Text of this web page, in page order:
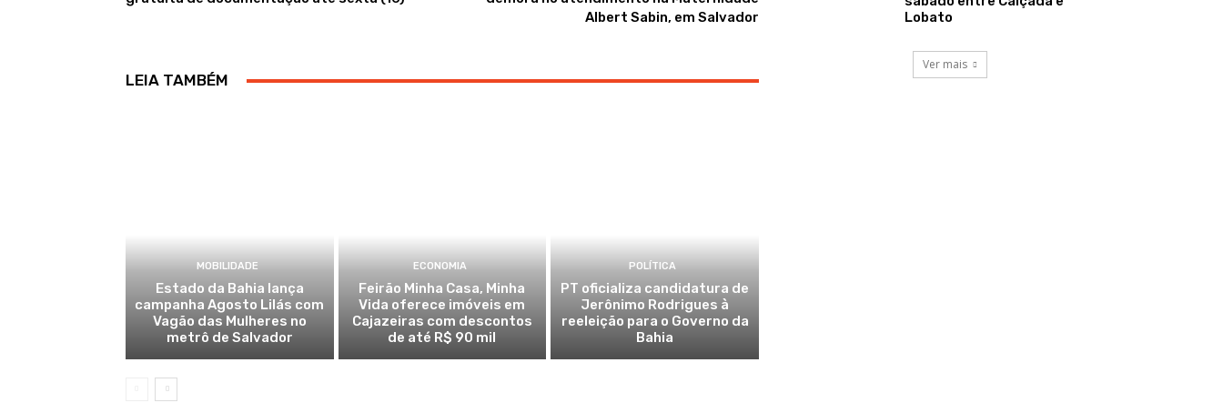
Albert Sabin, em Salvador
LEIA TAMBÉM
MOBILIDADE
Estado da Bahia lança
campanha Agosto Lilás com
Vagão das Mulheres no
metrô de Salvador
ECONOMIA
Feirão Minha Casa, Minha
Vida oferece imóveis em
Cajazeiras com descontos
de até R$ 90 mil
POLÍTICA
PT oficializa candidatura de
Jerônimo Rodrigues à
reeleição para o Governo da
Bahia
Lobato
Ver mais